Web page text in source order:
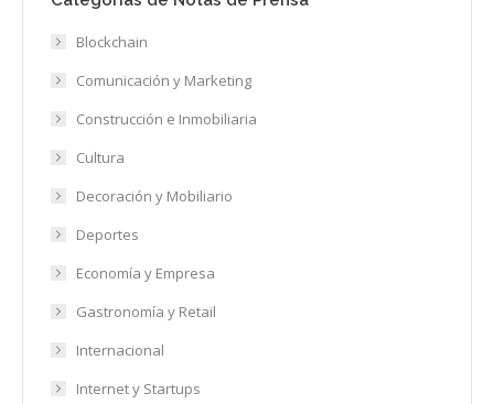
Blockchain
Comunicación y Marketing
Construcción e Inmobiliaria
Cultura
Decoración y Mobiliario
Deportes
Economía y Empresa
Gastronomía y Retail
Internacional
Internet y Startups